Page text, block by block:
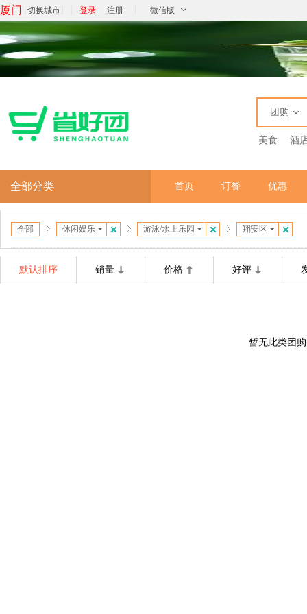
厦门 切换城市 登录 注册 微信版
团购
美食 酒
全部分类 首页 订餐 优惠
全部 休闲娱乐 游泳/水上乐园 翔安区
默认排序 销量 价格 好评
暂无此类团